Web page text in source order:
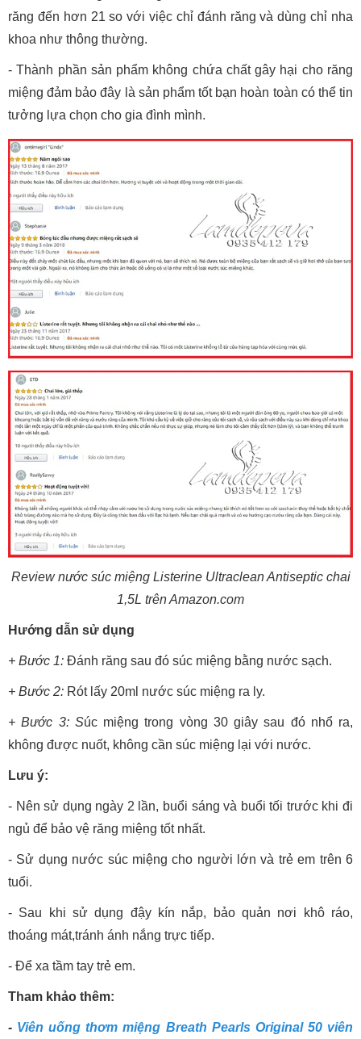
răng đến hơn 21 so với việc chỉ đánh răng và dùng chỉ nha
khoa như thông thường.
- Thành phần sản phẩm không chứa chất gây hại cho răng
miệng đảm bảo đây là sản phẩm tốt bạn hoàn toàn có thể tin
tưởng lựa chọn cho gia đình mình.
Review nước súc miệng Listerine Ultraclean Antiseptic chai
1,5L trên Amazon.com
Hướng dẫn sử dụng
+ Bước 1: Đánh răng sau đó súc miệng bằng nước sạch.
+ Bước 2: Rót lấy 20ml nước súc miệng ra ly.
+ Bước 3: Súc miệng trong vòng 30 giây sau đó nhổ ra,
không được nuốt, không cần súc miệng lại với nước.
Lưu ý:
- Nên sử dụng ngày 2 lần, buổi sáng và buổi tối trước khi đi
ngủ để bảo vệ răng miệng tốt nhất.
- Sử dụng nước súc miệng cho người lớn và trẻ em trên 6
tuổi.
- Sau khi sử dụng đậy kín nắp, bảo quản nơi khô ráo,
thoáng mát,tránh ánh nắng trực tiếp.
- Để xa tầm tay trẻ em.
Tham khảo thêm:
- Viên uống thơm miệng Breath Pearls Original 50 viên